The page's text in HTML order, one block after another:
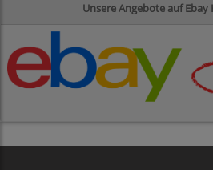
Unsere Angebote auf Ebay